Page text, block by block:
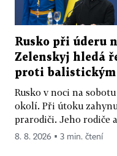
Rusko při úderu
Zelenskyj hledá
proti balistickým
Rusko v noci na
okolí. Při útoku
prarodiči. Jeho rodiče
8. 8. 2026 ▪ 3 min. čtení